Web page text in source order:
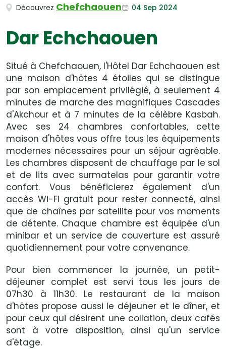
Découvrez Chefchaouen 04 Sep 2024
Dar Echchaouen
Situé à Chefchaouen, l'Hôtel Dar Echchaouen est
une maison d'hôtes 4 étoiles qui se distingue
par son emplacement privilégié, à seulement 4
minutes de marche des magnifiques Cascades
d'Akchour et à 7 minutes de la célèbre Kasbah.
Avec ses 24 chambres confortables, cette
maison d'hôtes vous offre tous les équipements
modernes nécessaires pour un séjour agréable.
Les chambres disposent de chauffage par le sol
et de lits avec surmatelas pour garantir votre
confort. Vous bénéficierez également d'un
accès Wi-Fi gratuit pour rester connecté, ainsi
que de chaînes par satellite pour vos moments
de détente. Chaque chambre est équipée d'un
minibar et un service de couverture est assuré
quotidiennement pour votre convenance.
Pour bien commencer la journée, un petit-
déjeuner complet est servi tous les jours de
07h30 à 11h30. Le restaurant de la maison
d'hôtes propose aussi le déjeuner et le dîner, et
pour ceux qui désirent une collation, deux cafés
sont à votre disposition, ainsi qu'un service
d'étage.